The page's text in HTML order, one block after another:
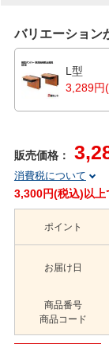
バリエーション
L型
3,289円
販売価格：
消費税について
3,300円(税込)以上
ポイント
お届け日
商品番号
商品コード